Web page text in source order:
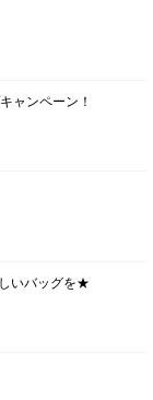
ャンペーン！
いバッグを★